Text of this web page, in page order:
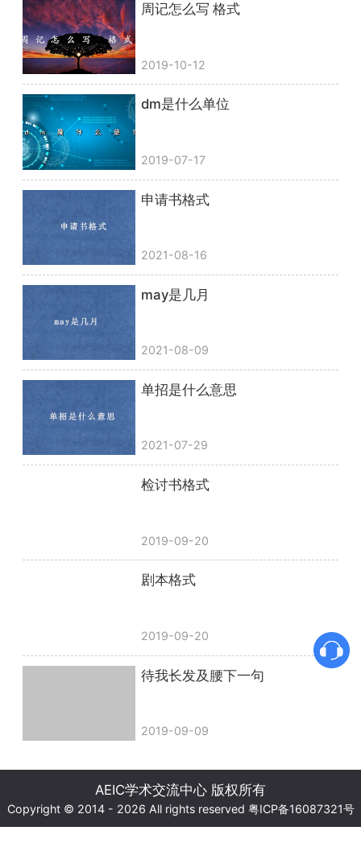
周记怎么写 格式
2019-10-12
dm是什么单位
2019-07-17
申请书格式
2021-08-16
may是几月
2021-08-09
单招是什么意思
2021-07-29
检讨书格式
2019-09-20
剧本格式
2019-09-20
待我长发及腰下一句
2019-09-09
AEIC学术交流中心 版权所有
Copyright © 2014 - 2026 All rights reserved 粤ICP备16087321号